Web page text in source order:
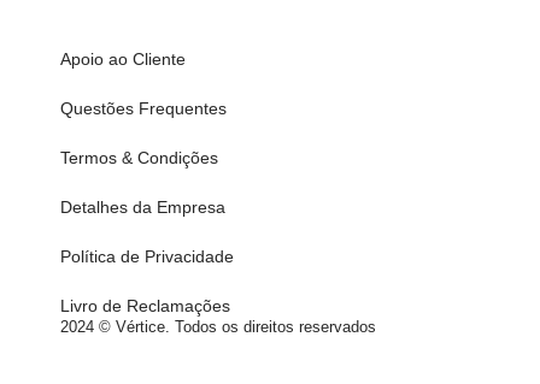
2024 © Vértice. Todos os direitos reservados
Apoio ao Cliente
Questões Frequentes
Termos & Condições
Detalhes da Empresa
Política de Privacidade
Livro de Reclamações